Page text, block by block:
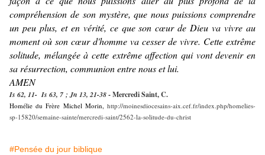
compréhension de son mystère, que nous puissions comprendre
un peu plus, et en vérité, ce que son cœur de Dieu va vivre au
moment où son cœur d'homme va cesser de vivre. Cette extrême
solitude, mélangée à cette extrême affection qui vont devenir en
sa résurrection, communion entre nous et lui.
AMEN
Is 62, 11- Is 63, 7 ; Jn 13, 21-38- Mercredi Saint, C.
Homélie du Frère Michel Morin, http://moinesdiocesains-aix.cef.fr/index.php/homelies-
sp-15820/semaine-sainte/mercredi-saint/2562-la-solitude-du-christ
#Pensée du jour biblique